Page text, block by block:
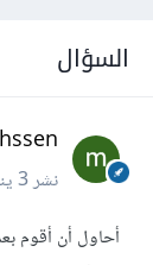
السؤال
نشر3 يناير 2022